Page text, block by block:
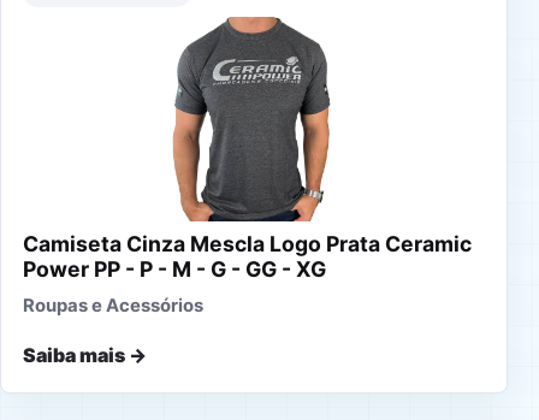
Camiseta Cinza Mescla Logo Prata Ceramic
Power PP - P - M - G - GG - XG
Roupas e Acessórios
Saiba mais →